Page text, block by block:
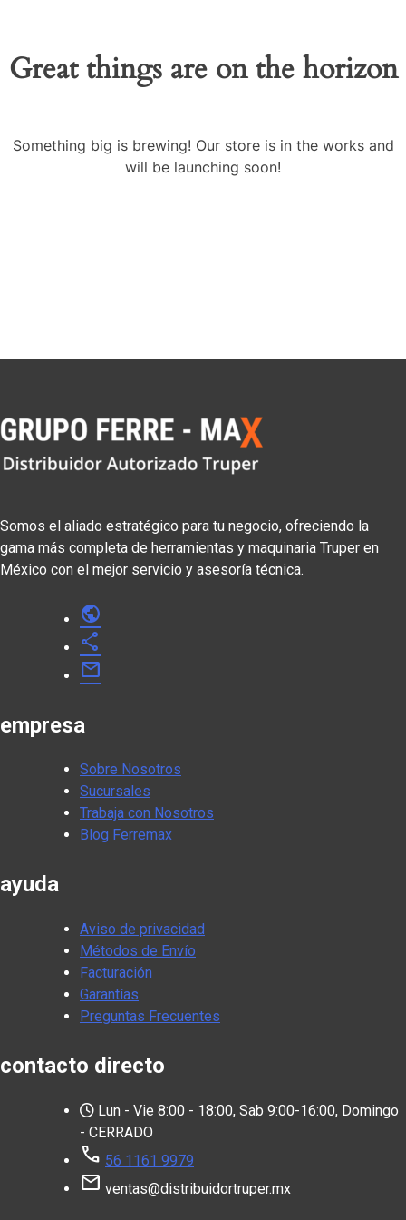
Great things are on the horizon
Something big is brewing! Our store is in the works and
will be launching soon!
Somos el aliado estratégico para tu negocio, ofreciendo la
gama más completa de herramientas y maquinaria Truper en
México con el mejor servicio y asesoría técnica.
public
share
mail
empresa
Sobre Nosotros
Sucursales
Trabaja con Nosotros
Blog Ferremax
ayuda
Aviso de privacidad
Métodos de Envío
Facturación
Garantías
Preguntas Frecuentes
contacto directo
Lun - Vie 8:00 - 18:00, Sab 9:00-16:00, Domingo
- CERRADO
call 56 1161 9979
mail ventas@distribuidortruper.mx